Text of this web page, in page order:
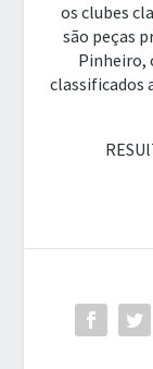
os clubes
são peças
Pinheiro,
classificados